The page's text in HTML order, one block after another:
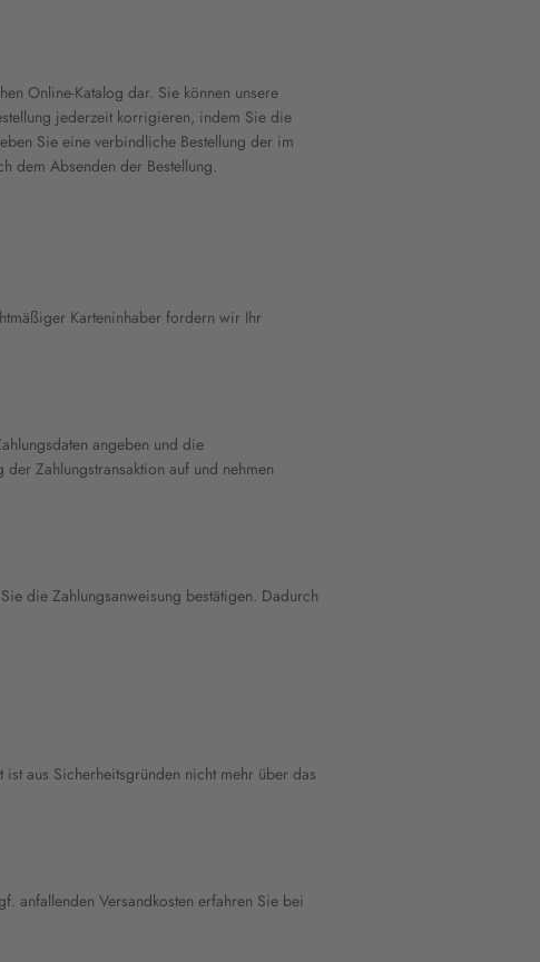
Online-Katalog dar. Sie können unsere
jederzeit korrigieren, indem Sie die
Sie eine verbindliche Bestellung der im
dem Absenden der Bestellung.
Karteninhaber fordern wir Ihr
angeben und die
Zahlungstransaktion auf und nehmen
die Zahlungsanweisung bestätigen. Dadurch
aus Sicherheitsgründen nicht mehr über das
anfallenden Versandkosten erfahren Sie bei